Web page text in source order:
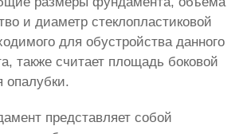
и диаметр стеклопластиковой
для обустройства данного
также считает площадь боковой
опалубки.
представляет собой